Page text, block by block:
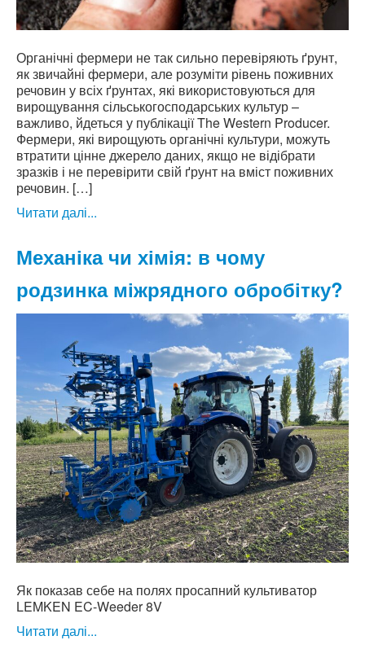
Органічні фермери не так сильно перевіряють ґрунт,
як звичайні фермери, але розуміти рівень поживних
речовин у всіх ґрунтах, які використовуються для
вирощування сільськогосподарських культур –
важливо, йдеться у публікації The Western Producer.
Фермери, які вирощують органічні культури, можуть
втратити цінне джерело даних, якщо не відібрати
зразків і не перевірити свій ґрунт на вміст поживних
речовин. […]
Читати далі...
Механіка чи хімія: в чому
родзинка міжрядного обробітку?
Як показав себе на полях просапний культиватор
LEMKEN EC-Weeder 8V
Читати далі...